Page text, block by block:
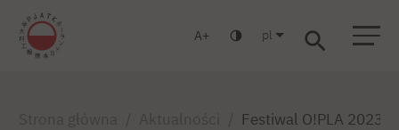
A pl
Festiwal O!PLA 2023